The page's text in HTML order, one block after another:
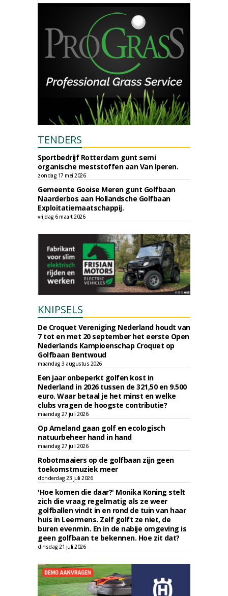
TENDERS
Sportbedrijf Rotterdam gunt semi
organische meststoffen aan Van Iperen.
zondag 17 mei 2026
Gemeente Gooise Meren gunt Golfbaan
Naarderbos aan Hollandsche Golfbaan
Exploitatiemaatschappij.
vrijdag 6 maart 2026
KNIPSELS
De Croquet Vereniging Nederland houdt van
7 tot en met 20 september het eerste Open
Nederlands Kampioenschap Croquet op
Golfbaan Bentwoud
maandag 3 augustus 2026
Een jaar onbeperkt golfen kost in
Nederland in 2026 tussen de 321,50 en 9.500
euro. Waar betaal je het minst en welke
clubs vragen de hoogste contributie?
maandag 27 juli 2026
Op Ameland gaan golf en ecologisch
natuurbeheer hand in hand
maandag 27 juli 2026
Robotmaaiers op de golfbaan zijn geen
toekomstmuziek meer
donderdag 23 juli 2026
'Hoe komen die daar?' Monika Koning stelt
zich die vraag regelmatig als ze weer
golfballen vindt in en rond de tuin van haar
huis in Leermens. Zelf golft ze niet, de
buren evenmin. En in de nabije omgeving is
geen golfbaan te bekennen. Hoe zit dat?
dinsdag 21 juli 2026